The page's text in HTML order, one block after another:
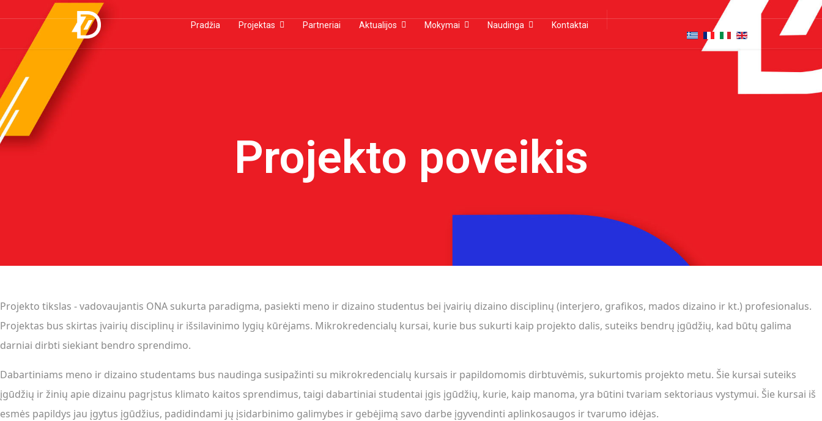
Pradžia Projektas Partneriai Aktualijos Mokymai Naudinga Kontaktai
Projekto poveikis
Projekto tikslas - vadovaujantis ONA sukurta paradigma, pasiekti meno ir dizaino studentus bei įvairių dizaino disciplinų (interjero, grafikos, mados dizaino ir kt.) profesionalus.
Projektas bus skirtas įvairių disciplinų ir išsilavinimo lygių kūrėjams. Mikrokredencialų kursai, kurie bus sukurti kaip projekto dalis, suteiks bendrų įgūdžių, kad būtų galima
darniai dirbti siekiant bendro sprendimo.
Dabartiniams meno ir dizaino studentams bus naudinga susipažinti su mikrokredencialų kursais ir papildomomis dirbtuvėmis, sukurtomis projekto metu. Šie kursai suteiks
įgūdžių ir žinių apie dizainu pagrįstus klimato kaitos sprendimus, taigi dabartiniai studentai įgis įgūdžių, kurie, kaip manoma, yra būtini tvariam sektoriaus vystymui. Šie kursai iš
esmės papildys jau įgytus įgūdžius, padidindami jų įsidarbinimo galimybes ir gebėjimą savo darbe įgyvendinti aplinkosaugos ir tvarumo idėjas.